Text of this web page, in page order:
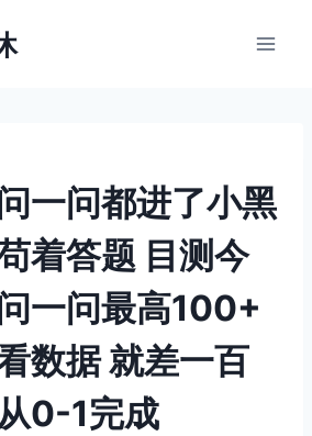
一问都进了小黑
着答题 目测今
一问最高100+
数据 就差一百
0-1完成